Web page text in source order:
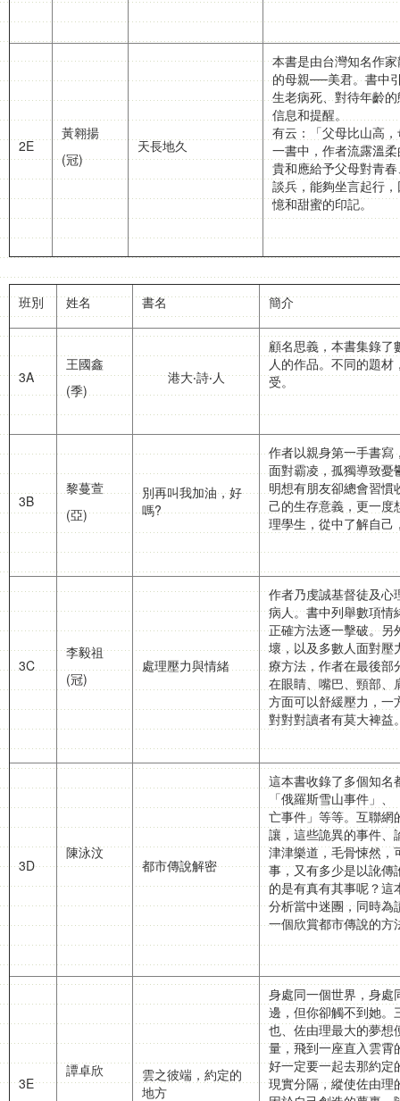
2E
黃翱揚
(冠)
天長地久
本書是由台灣知名作
的母親──美君。書中
生老病死、對待年齡
信息和提醒。
有云：「父母比山高
一書中，作者流露溫
貴和應給予父母對青
談兵，能夠坐言起行
憶和甜蜜的印記。
班別 姓名 書名 簡介
3A
王國鑫
(季)
港大‧詩‧人
顧名思義，本書集錄
人的作品。不同的題
受。
3B
黎蔓萱
(亞)
別再叫我加油，好
嗎?
作者以親身第一手書寫
面對霸凌，孤獨導致憂
明想有朋友卻總會習
己的生存意義，更一度
理學生，從中了解自己
3C
李毅祖
(冠)
處理壓力與情緒
作者乃虔誠基督徒及心
病人。書中列舉數項情
正確方法逐一擊破。另
壞，以及多數人面對壓
療方法，作者在最後部
在眼睛、嘴巴、頸部、
方面可以舒緩壓力，一
對對對讀者有莫大裨益
3D
陳泳汶
都市傳說解密
這本書收錄了多個知名
「俄羅斯雪山事件」
亡事件」等等。互聯網
讓，這些詭異的事件、
津津樂道，毛骨悚然，
事，又有多少是以訛傳
的是有真有其事呢？
分析當中迷團，同時為
一個欣賞都市傳說的方
3E
譚卓欣
雲之彼端，約定的
地方
身處同一個世界，身處
邊，但你卻觸不到她。
也、佐由理最大的夢想
量，飛到一座直入雲霄
好一定要一起去那約定
現實分隔，縱使佐由理